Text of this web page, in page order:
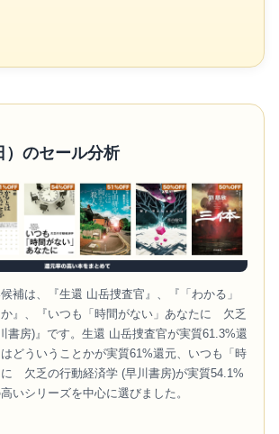
）のセール分析
補は、『生還 山岳捜査官』、『「わかる」
』、『いつも「時間がない」あなたに 欠乏
書房)』です。生還 山岳捜査官が実質61.3%還
どういうことかが実質61%還元、いつも「時
欠乏の行動経済学 (早川書房)が実質54.1%
いシリーズを中心に選びました。